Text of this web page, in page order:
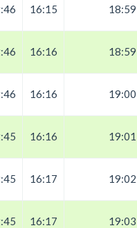
16:15 18:59
16:16 18:59
16:16 19:00
16:16 19:01
16:17 19:02
16:17 19:03